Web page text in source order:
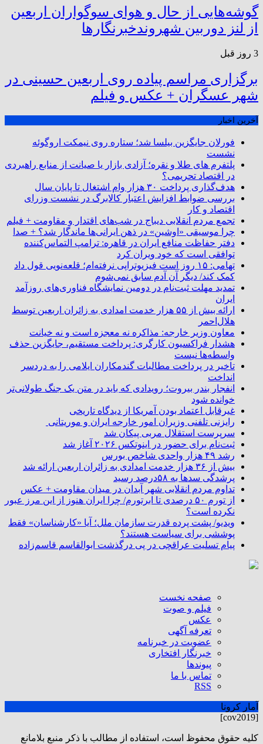
گوشه‌هایی از حال و هوای سوگواران اربعین
از لنز دوربین شهروندخبرنگار‌ها
3 روز قبل
برگزاری مراسم پیاده روی اربعین حسینی در
شهر عسگران + عکس و فیلم
آخرین اخبار
فورلان جایگزین بیلسا شد؛ ستاره روی نیمکت اروگوئه
نشست
پلتفرم ‌های طلا و نقره؛ آزادی بازار یا صیانت از منابع راهبردی
در اقتصاد تحریمی؟
هدف‌گذاری پرداخت ۳۰ هزار وام اشتغال تا پایان سال
بررسی ضوابط افزایش اعتبار کالابرگ در نشست وزرای
اقتصاد و کار
تجمع مردم انقلابی دیباج در شب‌های اقتدار و مقاومت + فیلم
چرا موسیقی «اوشین» در ذهن ایرانی‌ها ماندگار شد؟ + صدا
دفتر حفاظت منافع ایران در قاهره: ترامپ التماس‌کننده
توافقی است که خود ویران کرد
تهامی: ۱۵ روز است فیزیوتراپی نرفته‌ام؛ قلعه‌نویی قول داد
کمک کند/ دیگر آن آدم سابق نمی‌شوم
تمدید مهلت ثبت‌نام در دومین نمایشگاه فناوری‌های روزآمد
ایران
ارائه بیش از ۵۵ هزار خدمت امدادی به زائران اربعین توسط
هلال‌احمر
معاون وزیر خارجه: مذاکره نه معجزه است و نه خیانت
هشدار فراکسیون کارگری: پرداخت مستقیم، جایگزین حذف
واسطه‌ها نیست
تاخیر در پرداخت مطالبات گندمکاران ایلامی را به دردسر
انداخت
انفجار بندر بیروت؛ رویدادی که باید در متن یک جنگ طولانی‌تر
خوانده شود
غیرقابل اعتماد بودن آمریکا از دیدگاه تاریخی
رایزنی تلفنی وزیران امور خارجه ایران و موریتانی
سرپرست استقلال مربی پیکان شد
ثبت‌نام برای حضور در اینوتکس ۲۰۲۶ آغاز شد
رشد ۴۹ هزار واحدی شاخص بورس
بیش از ۳۶ هزار خدمت امدادی به زائران اربعین ارائه شد
پرشدگی سدها به ۵۸درصد رسید
تداوم مردم انقلابی شهر آبدان در میدان مقاومت + عکس
از تورم ۵۰ درصدی تا ابرتورم/ چرا ایران هنوز از این مرز عبور
نکرده است؟
ویدیو/ پشت پرده قدرت سازمان ملل؛ آیا «کارشناسان» فقط
پوششی برای سیاست هستند؟
پیام تسلیت عراقچی در پی درگذشت ابوالقاسم قاسم‌زاده
صفحه نخست
فیلم و صوت
عکس
تعرفه آگهی
عضویت در خبرنامه
خبرنگار افتخاری
پیوندها
تماس با ما
RSS
آمار کرونا
[cov2019]
كليه حقوق محفوظ است، استفاده از مطالب با ذكر منبع بلامانع